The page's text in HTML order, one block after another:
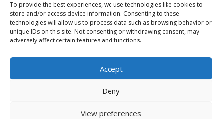
To provide the best experiences, we use technologies like cookies to
store and/or access device information. Consenting to these
technologies will allow us to process data such as browsing behavior or
unique IDs on this site. Not consenting or withdrawing consent, may
adversely affect certain features and functions.
Accept
Deny
View preferences
Samaneh Shabani Åhrling
Textarkiv
Textarkiv
Liljas Konst & Ram, Tjärhovsgatan 5, Skellefteå, Öppet